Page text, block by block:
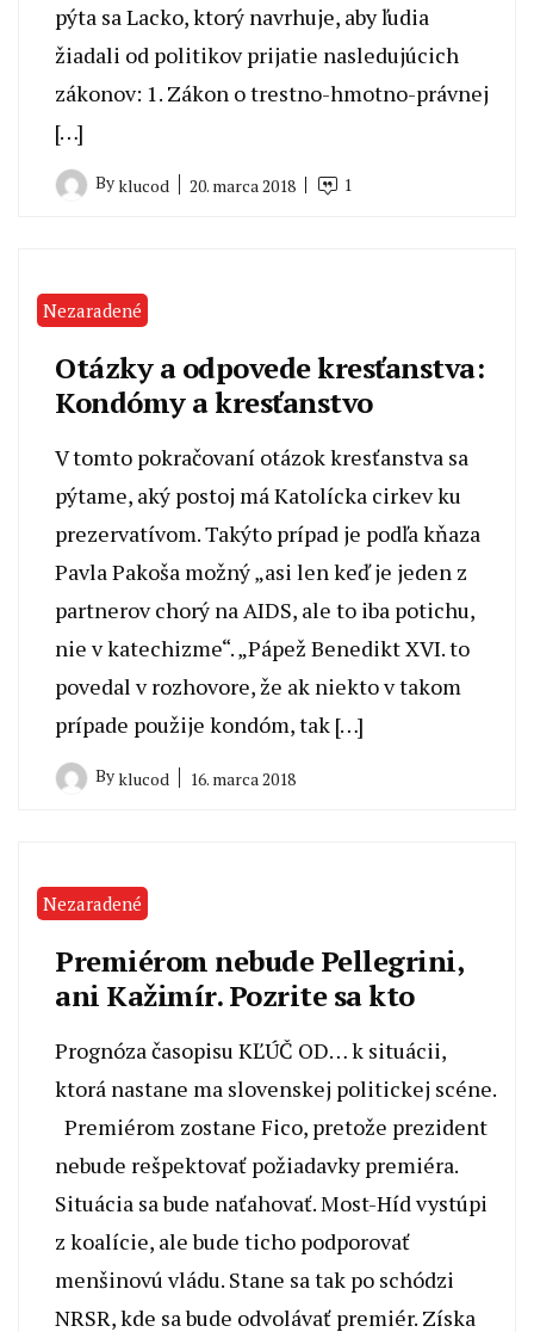
pýta sa Lacko, ktorý navrhuje, aby ľudia
žiadali od politikov prijatie nasledujúcich
zákonov: 1. Zákon o trestno-hmotno-právnej
[…]
Byklucod 20. marca 2018 1
Nezaradené
Otázky a odpovede kresťanstva:
Kondómy a kresťanstvo
V tomto pokračovaní otázok kresťanstva sa
pýtame, aký postoj má Katolícka cirkev ku
prezervatívom. Takýto prípad je podľa kňaza
Pavla Pakoša možný „asi len keď je jeden z
partnerov chorý na AIDS, ale to iba potichu,
nie v katechizme“. „Pápež Benedikt XVI. to
povedal v rozhovore, že ak niekto v takom
prípade použije kondóm, tak […]
Byklucod 16. marca 2018
Nezaradené
Premiérom nebude Pellegrini,
ani Kažimír. Pozrite sa kto
Prognóza časopisu KĽÚČ OD… k situácii,
ktorá nastane ma slovenskej politickej scéne.
Premiérom zostane Fico, pretože prezident
nebude rešpektovať požiadavky premiéra.
Situácia sa bude naťahovať. Most-Híd vystúpi
z koalície, ale bude ticho podporovať
menšinovú vládu. Stane sa tak po schódzi
NRSR, kde sa bude odvolávať premiér. Získa